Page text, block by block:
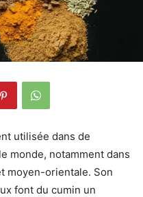
utilisée dans de
monde, notamment dans
moyen-orientale. Son
font du cumin un